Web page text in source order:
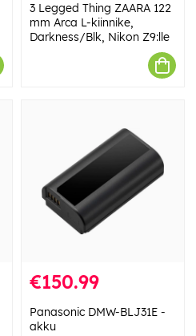
3 Legged Thing ZAARA 122
mm Arca L-kiinnike,
Darkness/Blk, Nikon Z9:lle
€150.99
Panasonic DMW-BLJ31E -
akku